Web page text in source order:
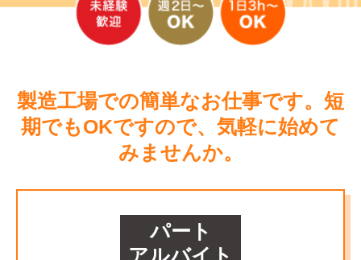
製造工場での簡単なお仕事です。 短
期でもOKですので、気軽に始めて
みませんか。
パート
アルバイト